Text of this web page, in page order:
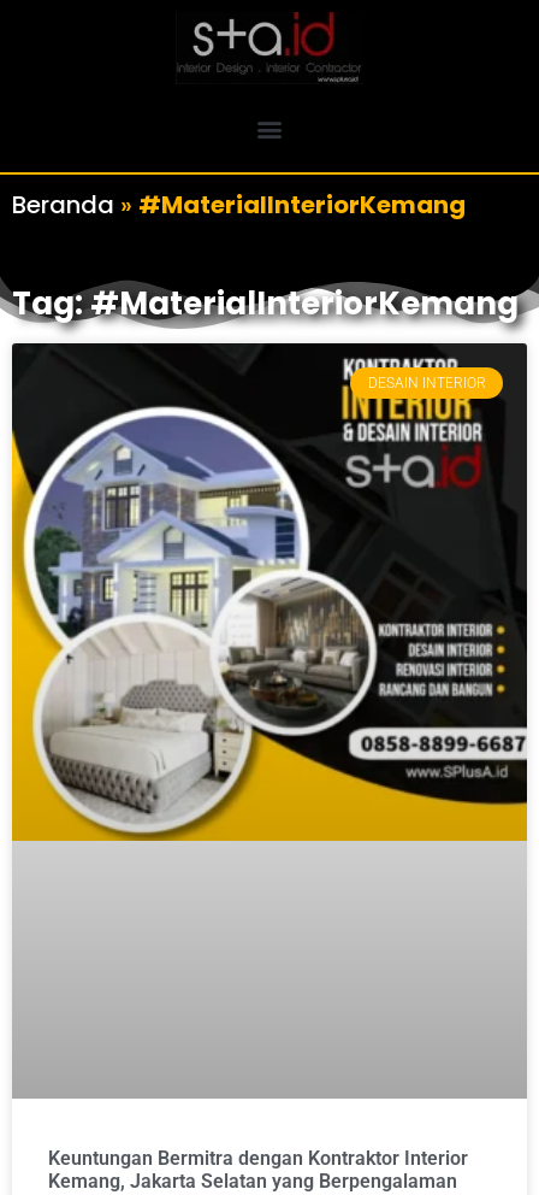
Beranda » #MaterialInteriorKemang
Tag: #MaterialInteriorKemang
DESAIN INTERIOR
Keuntungan Bermitra dengan Kontraktor Interior
Kemang, Jakarta Selatan yang Berpengalaman